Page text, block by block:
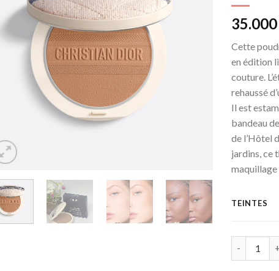
35.000
Cette
en édition
couture.
rehaussé
Il est
bandeau
de l’Hôtel
jardins, ce
maquillage
TEINTES